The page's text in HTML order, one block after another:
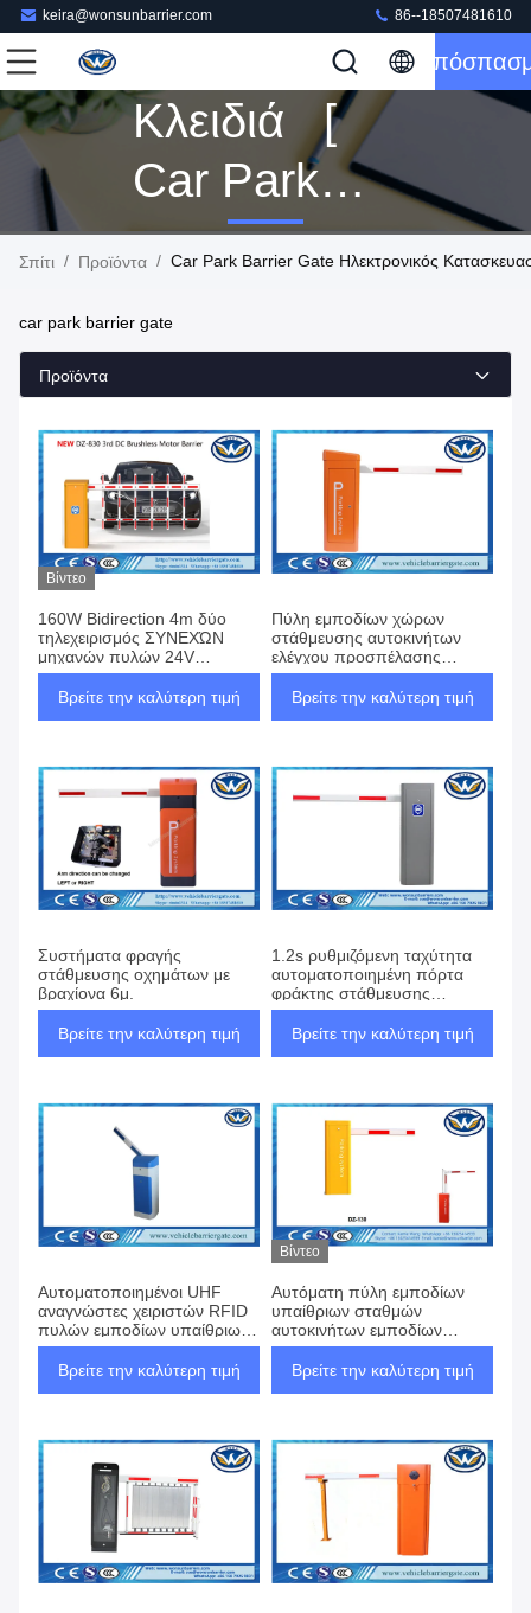
keira@wonsunbarrier.com 86--18507481610
Κλειδιά [
Car Park
Barrier Gate
Αντιστοιχία
160
Προϊόντα
Σπίτι / Προϊόντα / Car Park Barrier Gate Ηλεκτρονικός
car park barrier gate
Προϊόντα
Βίντεο
160W Bidirection 4m δύο
τηλεχειρισμός ΣΥΝΕΧΏΝ
μηχανών πυλών 24V
εμποδίων υπαίθριων
σταθμών αυτοκινήτων
Βρείτε την καλύτερη τιμή
Πύλη εμποδίων χώρων
στάθμευσης αυτοκινήτων
ελέγχου προσπέλασης
πλήρως αυτόματη ευθύς
βραχίονας 6 μέτρων
Βρείτε την καλύτερη τιμή
Συστήματα φραγής
στάθμευσης οχημάτων με
βραχίονα 6μ.
Βρείτε την καλύτερη τιμή
1.2s ρυθμιζόμενη ταχύτητα
αυτοματοποιημένη πόρτα
φράκτης στάθμευσης
αυτοκινήτων εργοστάσιο DC
brushless κινητήρα
Βρείτε την καλύτερη τιμή
Αυτοματοποιημένοι UHF
αναγνώστες χειριστών RFID
πυλών εμποδίων υπαίθριων
σταθμών αυτοκινήτων,
ανώτατη 6M απόσταση
Βρείτε την καλύτερη τιμή
Βίντεο
Αυτόματη πύλη εμποδίων
υπαίθριων σταθμών
αυτοκινήτων εμποδίων
χώρων στάθμευσης
βραχιόνων για το έλεγχο
Βρείτε την καλύτερη τιμή